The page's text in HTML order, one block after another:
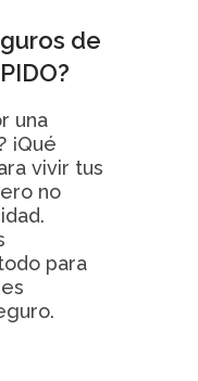
de
una
¡Qué
vivir tus
no
para